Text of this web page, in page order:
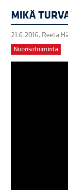
MIKÄ
21.6.2016, Reeta
Nuorisotoiminta